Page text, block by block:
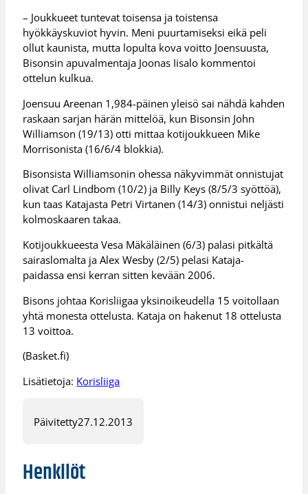
– Joukkueet tuntevat toisensa ja toistensa
hyökkäyskuviot hyvin. Meni puurtamiseksi eikä peli
ollut kaunista, mutta lopulta kova voitto Joensuusta,
Bisonsin apuvalmentaja Joonas Iisalo kommentoi
ottelun kulkua.
Joensuu Areenan 1,984-päinen yleisö sai nähdä kahden
raskaan sarjan härän mittelöä, kun Bisonsin John
Williamson (19/13) otti mittaa kotijoukkueen Mike
Morrisonista (16/6/4 blokkia).
Bisonsista Williamsonin ohessa näkyvimmät onnistujat
olivat Carl Lindbom (10/2) ja Billy Keys (8/5/3 syöttöä),
kun taas Katajasta Petri Virtanen (14/3) onnistui neljästi
kolmoskaaren takaa.
Kotijoukkueesta Vesa Mäkäläinen (6/3) palasi pitkältä
sairaslomalta ja Alex Wesby (2/5) pelasi Kataja-
paidassa ensi kerran sitten kevään 2006.
Bisons johtaa Korisliigaa yksinoikeudella 15 voitollaan
yhtä monesta ottelusta. Kataja on hakenut 18 ottelusta
13 voittoa.
(Basket.fi)
Lisätietoja: Korisliiga
Päivitetty27.12.2013
Henkilöt